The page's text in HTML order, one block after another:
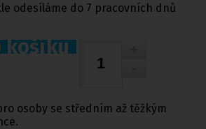
odesíláme do 7 pracovních dnů
košíku
osoby se středním až těžkým